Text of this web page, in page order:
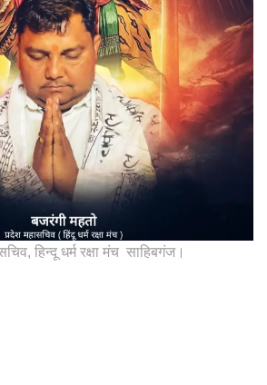
हिन्दू धर्म रक्षा मंच साहिबगंज।